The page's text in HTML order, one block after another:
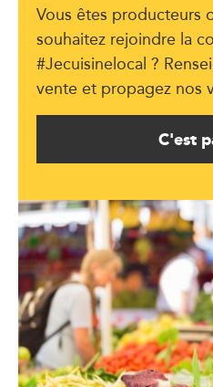
Vous êtes producteurs
souhaitez rejoindre la
#Jecuisinelocal ?
vente et propagez nos
C'est